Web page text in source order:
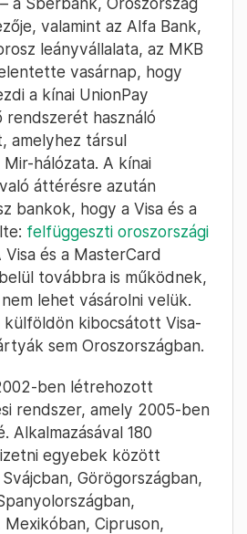
valamint az Alfa Bank,
leányvállalata, az MKB
vasárnap, hogy
a kínai UnionPay
használó
amelyhez társul
hálózata. A kínai
áttérésre azután
bankok, hogy a Visa és a
felfüggeszti oroszországi
Visa és a MasterCard
továbbra is működnek,
lehet vásárolni velük.
külföldön kibocsátott Visa-
sem Oroszországban.
ben létrehozott
rendszer, amely 2005-ben
Alkalmazásával 180
egyebek között
Görögországban,
Cipruson,